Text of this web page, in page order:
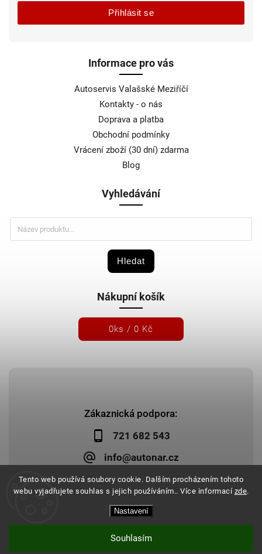
Tento web používá soubory cookie. Dalším procházením tohoto
webu vyjadřujete souhlas s jejich používáním.. Více informací zde.
Nastavení
Souhlasím
Zákaznická podpora:
721 682 543
info@autonar.cz
Informace pro vás
Autoservis Valašské Meziříčí
Kontakty - o nás
Doprava a platba
Obchodní podmínky
Vrácení zboží (30 dní) zdarma
Blog
Vyhledávání
Hledat
Nákupní košík
0ks / 0 Kč
Přihlásit se
Autonar.cz. Všechna práva vyhrazena.
| Design Shoptak.cz